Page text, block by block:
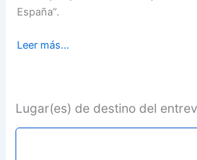
España”.
Leer más...
Lugar(es) de destino del